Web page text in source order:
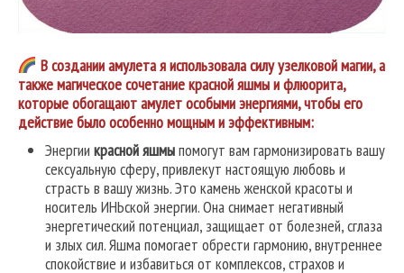
В создании амулета я использовала силу узелковой магии, а
также магическое сочетание красной яшмы и флюорита,
которые обогащают амулет особыми энергиями, чтобы его
действие было особенно мощным и эффективным:
Энергии красной яшмыпомогут вам гармонизировать вашу
сексуальную сферу, привлекут настоящую любовь и
страсть в вашу жизнь. Это камень женской красоты и
носитель ИНЬской энергии. Она снимает негативный
энергетический потенциал, защищает от болезней, сглаза
и злых сил. Яшма помогает обрести гармонию, внутреннее
спокойствие и избавиться от комплексов, страхов и